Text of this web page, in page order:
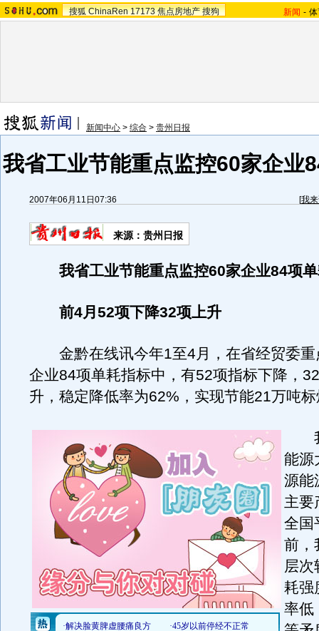
搜狐 ChinaRen 17173 焦点房地产 搜狗 新闻 -
新闻中心 > 综合 > 贵州日报
我省工业节能重点监控60家企业
2007年06月11日07:36 [我
来源：贵州日报
我省工业节能重点监控60家企业84项
前4月52项下降32项上升
金黔在线讯今年1至4月，在省经贸委重
企业84项单耗指标中，有52项指标下降，
升，稳定降低率为62%，实现节能21万吨
我
能源
源能
主要
全国
前，
层次
耗强
率低